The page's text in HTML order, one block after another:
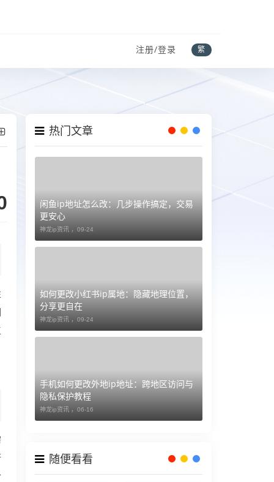
注册/登录 繁
热门文章
闲鱼ip地址怎么改：几步操作搞定，交易
更安心
神龙ip资讯 ， 09-24
如何更改小红书ip属地：隐藏地理位置，
分享更自在
神龙ip资讯 ， 09-24
手机如何更改外地ip地址：跨地区访问与
隐私保护教程
神龙ip资讯 ， 06-16
随便看看